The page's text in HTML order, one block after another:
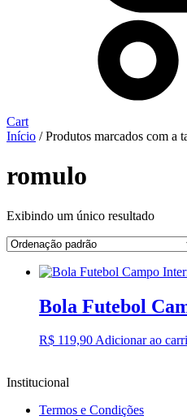
Cart
Início / Produtos marcados com a
romulo
Exibindo um único resultado
Bola Futebol
R$ 119,90Adicionar ao
Institucional
Termos e Condições